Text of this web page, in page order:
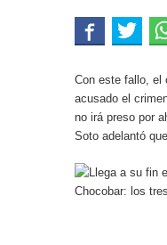
Con este fallo, el
acusado el
no irá preso por
Soto adelantó